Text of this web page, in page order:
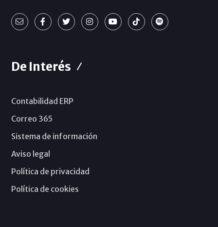
De Interés
Contabilidad ERP
Correo 365
Sistema de información
Aviso legal
Política de privacidad
Política de cookies